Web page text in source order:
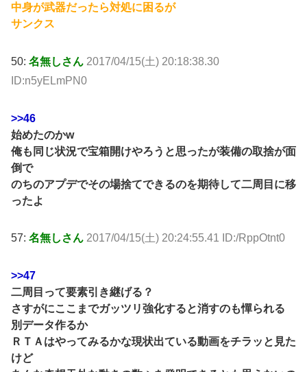
中身が武器だったら対処に困るが
サンクス
50: 名無しさん 2017/04/15(土) 20:18:38.30
ID:n5yELmPN0
>>46
始めたのかw
俺も同じ状況で宝箱開けやろうと思ったが装備の取捨が面
倒で
のちのアプデでその場捨てできるのを期待して二周目に移
ったよ
57: 名無しさん 2017/04/15(土) 20:24:55.41 ID:/RppOtnt0
>>47
二周目って要素引き継げる？
さすがにここまでガッツリ強化すると消すのも憚られる
別データ作るか
ＲＴＡはやってみるかな現状出ている動画をチラッと見た
けど